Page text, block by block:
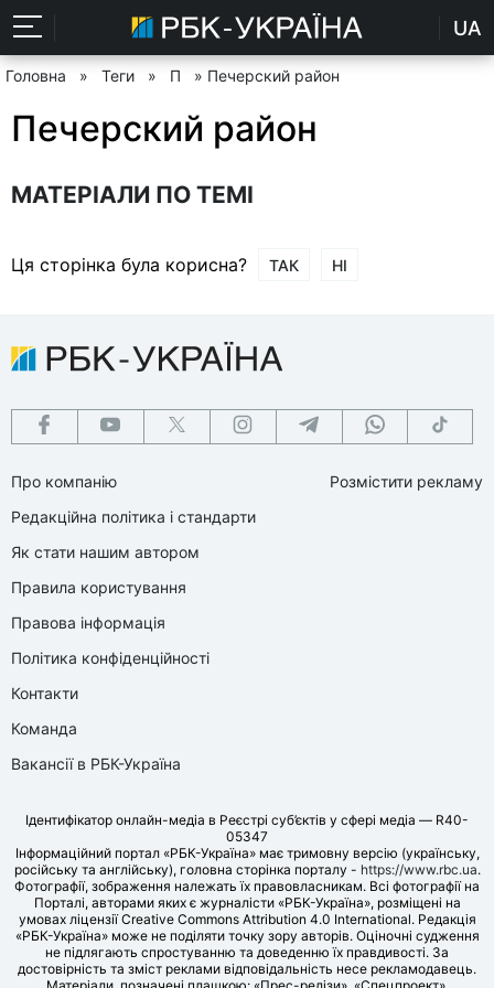
UA
Головна » Теги » П » Печерский район
Печерский район
МАТЕРІАЛИ ПО ТЕМІ
Ця сторінка була корисна? ТАК НІ
Про компанію
Редакційна політика і стандарти
Як стати нашим автором
Правила користування
Правова інформація
Політика конфіденційності
Контакти
Команда
Вакансії в РБК-Україна
Розмістити рекламу
Ідентифікатор онлайн-медіа в Реєстрі суб’єктів у сфері медіа — R40-
05347
Інформаційний портал «РБК-Україна» має тримовну версію (українську,
російську та англійську), головна сторінка порталу - https://www.rbc.ua.
Фотографії, зображення належать їх правовласникам. Всі фотографії на
Порталі, авторами яких є журналісти «РБК-Україна», розміщені на
умовах ліцензії Creative Commons Attribution 4.0 International. Редакція
«РБК-Україна» може не поділяти точку зору авторів. Оціночні судження
не підлягають спростуванню та доведенню їх правдивості. За
достовірність та зміст реклами відповідальність несе рекламодавець.